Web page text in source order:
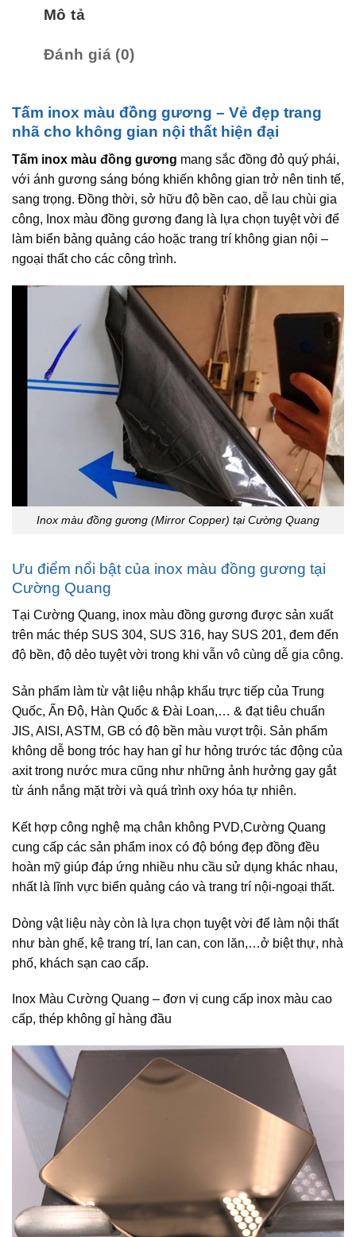
Mô tả
Đánh giá (0)
Tấm inox màu đồng gương – Vẻ đẹp trang
nhã cho không gian nội thất hiện đại
Tấm inox màu đồng gương mang sắc đồng đỏ quý phái,
với ánh gương sáng bóng khiến không gian trở nên tinh tế,
sang trọng. Đồng thời, sở hữu độ bền cao, dễ lau chùi gia
công, Inox màu đồng gương đang là lựa chọn tuyệt vời để
làm biển bảng quảng cáo hoặc trang trí không gian nội –
ngoại thất cho các công trình.
Inox màu đồng gương (Mirror Copper) tại Cường Quang
Ưu điểm nổi bật của inox màu đồng gương tại
Cường Quang
Tại Cường Quang, inox màu đồng gương được sản xuất
trên mác thép SUS 304, SUS 316, hay SUS 201, đem đến
độ bền, độ dẻo tuyệt vời trong khi vẫn vô cùng dễ gia công.
Sản phẩm làm từ vật liệu nhập khẩu trực tiếp của Trung
Quốc, Ấn Độ, Hàn Quốc & Đài Loan,… & đạt tiêu chuẩn
JIS, AISI, ASTM, GB có độ bền màu vượt trội. Sản phẩm
không dễ bong tróc hay han gỉ hư hỏng trước tác động của
axit trong nước mưa cũng như những ảnh hưởng gay gắt
từ ánh nắng mặt trời và quá trình oxy hóa tự nhiên.
Kết hợp công nghệ mạ chân không PVD,Cường Quang
cung cấp các sản phẩm inox có độ bóng đẹp đồng đều
hoàn mỹ giúp đáp ứng nhiều nhu cầu sử dụng khác nhau,
nhất là lĩnh vực biển quảng cáo và trang trí nội-ngoại thất.
Dòng vật liệu này còn là lựa chọn tuyệt vời để làm nội thất
như bàn ghế, kệ trang trí, lan can, con lăn,…ở biệt thự, nhà
phố, khách sạn cao cấp.
Inox Màu Cường Quang – đơn vị cung cấp inox màu cao
cấp, thép không gỉ hàng đầu